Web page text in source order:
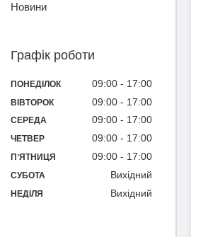
Новини
Графік роботи
ПОНЕДІЛОК 09:00 17:00
ВІВТОРОК 09:00 17:00
СЕРЕДА 09:00 17:00
ЧЕТВЕР 09:00 17:00
ПʼЯТНИЦЯ 09:00 17:00
СУБОТА Вихідний
НЕДІЛЯ Вихідний